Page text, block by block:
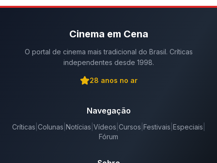
Cinema em Cena
O portal de cinema mais tradicional do Brasil. Críticas
independentes desde 1998.
28 anos no ar
Navegação
Críticas Colunas Notícias Vídeos Cursos Festivais Especiais
Fórum